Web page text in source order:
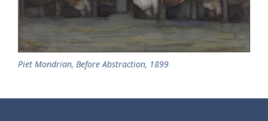
Piet Mondrian, Before Abstraction, 1899